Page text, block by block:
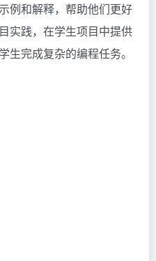
例和解释，帮助他们更好
实践，在学生项目中提供
生完成复杂的编程任务。